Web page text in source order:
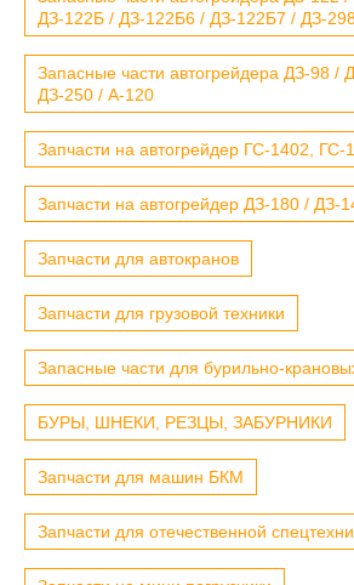
ДЗ-122Б / ДЗ-122Б6 / ДЗ-122Б7 / ДЗ-
Запасные части автогрейдера ДЗ-98 /
ДЗ-250 / А-120
Запчасти на автогрейдер ГС-1402,
Запчасти на автогрейдер ДЗ-180 / ДЗ-
Запчасти для автокранов
Запчасти для грузовой техники
Запасные части для бурильно-
БУРЫ, ШНЕКИ, РЕЗЦЫ, ЗАБУРНИКИ
Запчасти для машин БКМ
Запчасти для отечественной